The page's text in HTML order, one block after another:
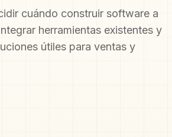
cuándo construir software a
herramientas existentes y
útiles para ventas y